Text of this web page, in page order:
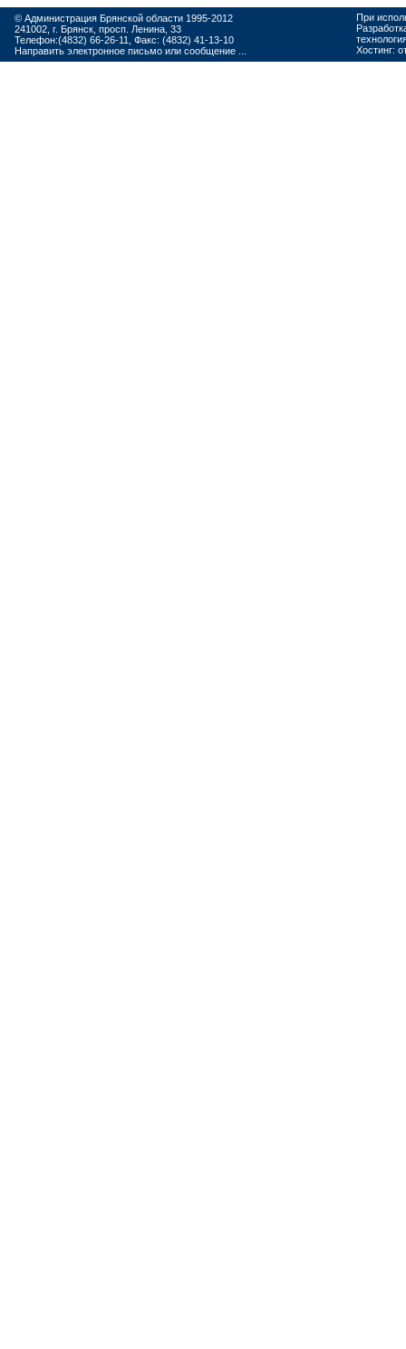
© Администрация Брянской области 1995-2012
241002, г. Брянск, просп. Ленина, 33
Телефон:(4832) 66-26-11, Факс: (4832) 41-13-10
Направить электронное письмо или сообщение ...
При
Хостинг: